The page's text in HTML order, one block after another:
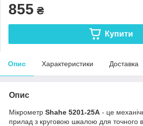
855 ₴
Купити
Опис Характеристики Доставка
Опис
Мікрометр Shahe 5201-25A - це
прилад з круговою шкалою для точного